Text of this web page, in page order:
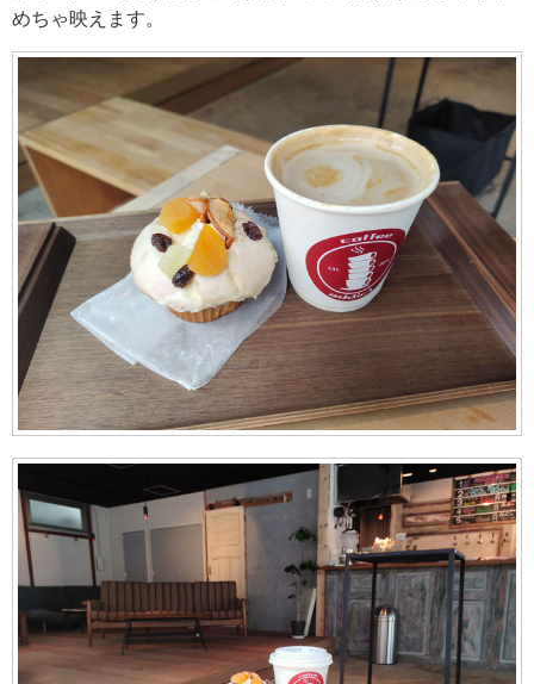
めちゃ映えます。